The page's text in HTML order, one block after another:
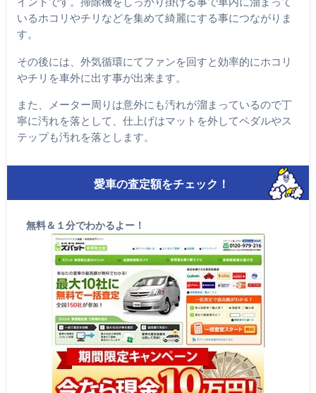
いるホコリやチリなどを集めて綺麗にする事につながりま
す。
その後には、外気循環にてファンを回すと効率的にホコリ
やチリを車外に出す事が出来ます。
また、メーター周りは意外にも汚れが溜まっているので丁
寧に汚れを落として、仕上げはマットを外してペダルやス
テップも汚れを落とします。
愛車の査定額をチェック！
無料＆１分でわかるよー！